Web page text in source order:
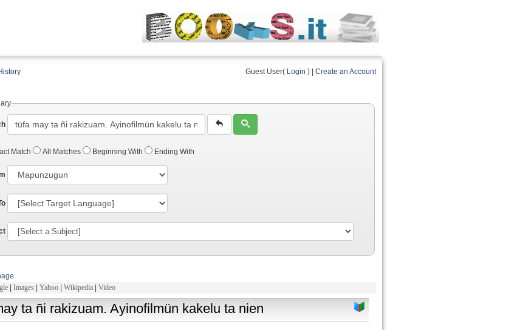
Guest User( Login ) | Create an Account
Match All Matches Beginning With Ending With
| Images | Yahoo | Wikipedia | Video
ta ñi rakizuam. Ayinofilmün kakelu ta nien